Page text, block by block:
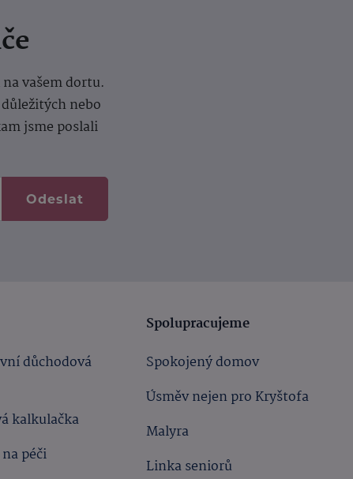
vašem dortu.
nebo
jsme poslali
Odeslat
důchodová
kalkulačka
péči
Spolupracujeme
Spokojený domov
Úsměv nejen pro Kryštofa
Malyra
Linka seniorů